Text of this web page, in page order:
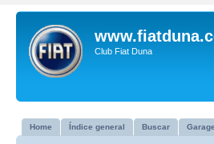
Club Fiat Duna
Home Índice general Buscar Garage